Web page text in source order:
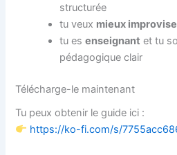
structurée
tu veux mieux
tu esenseignant et tu
pédagogique clair
Télécharge-le maintenant
Tu peux obtenir le guide ici :
https://ko-fi.com/s/